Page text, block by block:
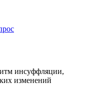
инсуффляции,
изменений